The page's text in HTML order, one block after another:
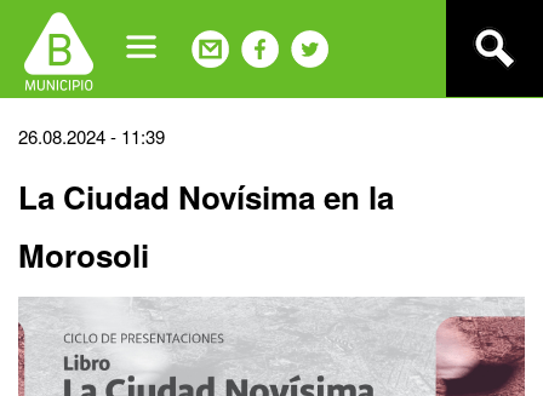
navigation
Back
top
26.08.2024 - 11:39
La Ciudad Novísima en la
Morosoli